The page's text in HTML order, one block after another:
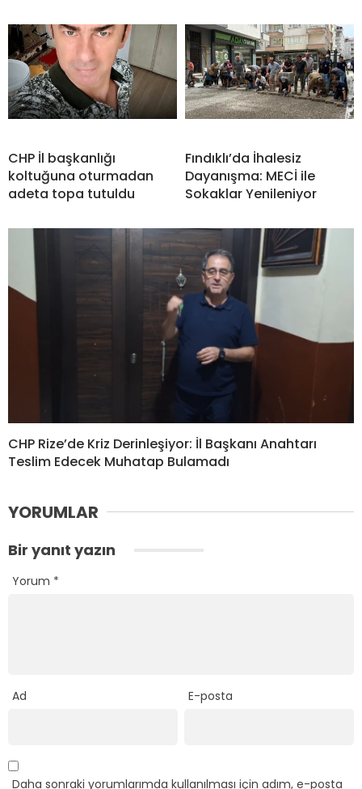
CHP İl başkanlığı
koltuğuna oturmadan
adeta topa tutuldu
Fındıklı’da İhalesiz
Dayanışma: MECİ ile
Sokaklar Yenileniyor
CHP Rize’de Kriz Derinleşiyor: İl Başkanı Anahtarı
Teslim Edecek Muhatap Bulamadı
YORUMLAR
Bir yanıt yazın
Yorum *
Ad E-posta
Daha sonraki yorumlarımda kullanılması için adım, e-posta